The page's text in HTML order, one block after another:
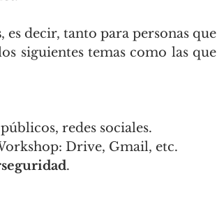
, es decir, tanto para personas que
siguientes temas como las que
redes sociales.
Drive, Gmail, etc.
.